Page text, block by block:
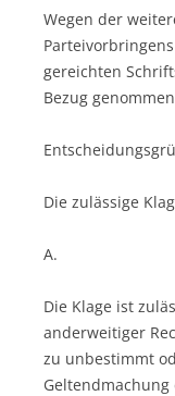
Wegen der
gereichten
Bezug
Die zulässige
A.
Die Klage ist
anderweitiger
zu unbestimmt